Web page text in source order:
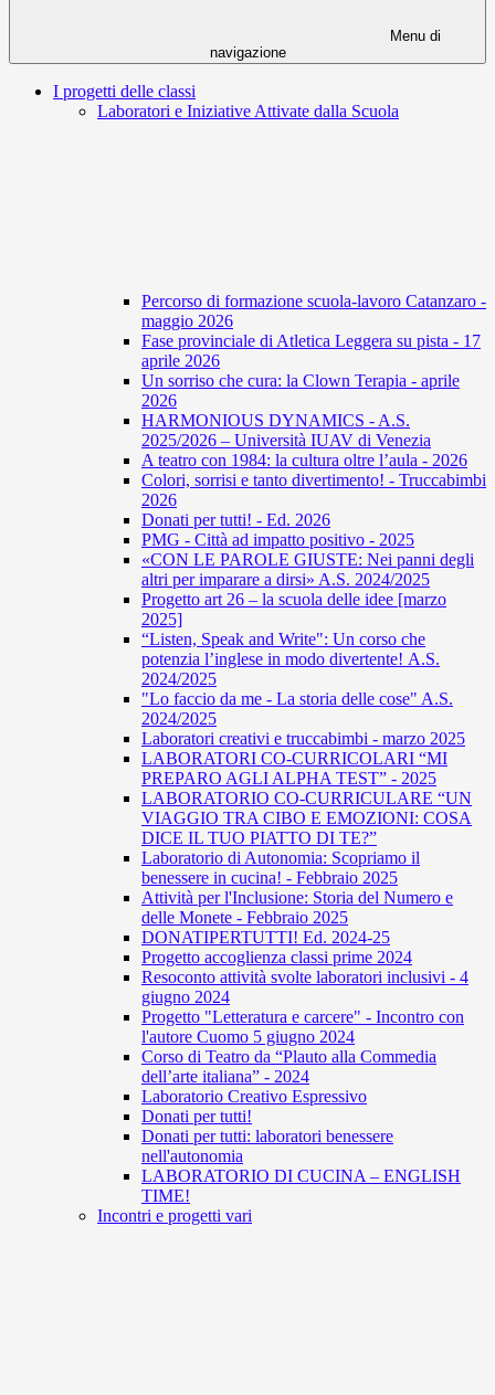
Menu di
navigazione
I progetti delle classi
Laboratori e Iniziative Attivate dalla Scuola
Percorso di formazione scuola-lavoro Catanzaro -
maggio 2026
Fase provinciale di Atletica Leggera su pista - 17
aprile 2026
Un sorriso che cura: la Clown Terapia - aprile
2026
HARMONIOUS DYNAMICS - A.S.
2025/2026 – Università IUAV di Venezia
A teatro con 1984: la cultura oltre l’aula - 2026
Colori, sorrisi e tanto divertimento! - Truccabimbi
2026
Donati per tutti! - Ed. 2026
PMG - Città ad impatto positivo - 2025
«CON LE PAROLE GIUSTE: Nei panni degli
altri per imparare a dirsi» A.S. 2024/2025
Progetto art 26 – la scuola delle idee [marzo
2025]
“Listen, Speak and Write": Un corso che
potenzia l’inglese in modo divertente! A.S.
2024/2025
"Lo faccio da me - La storia delle cose" A.S.
2024/2025
Laboratori creativi e truccabimbi - marzo 2025
LABORATORI CO-CURRICOLARI “MI
PREPARO AGLI ALPHA TEST” - 2025
LABORATORIO CO-CURRICULARE “UN
VIAGGIO TRA CIBO E EMOZIONI: COSA
DICE IL TUO PIATTO DI TE?”
Laboratorio di Autonomia: Scopriamo il
benessere in cucina! - Febbraio 2025
Attività per l'Inclusione: Storia del Numero e
delle Monete - Febbraio 2025
DONATIPERTUTTI! Ed. 2024-25
Progetto accoglienza classi prime 2024
Resoconto attività svolte laboratori inclusivi - 4
giugno 2024
Progetto "Letteratura e carcere" - Incontro con
l'autore Cuomo 5 giugno 2024
Corso di Teatro da “Plauto alla Commedia
dell’arte italiana” - 2024
Laboratorio Creativo Espressivo
Donati per tutti!
Donati per tutti: laboratori benessere
nell'autonomia
LABORATORIO DI CUCINA – ENGLISH
TIME!
Incontri e progetti vari